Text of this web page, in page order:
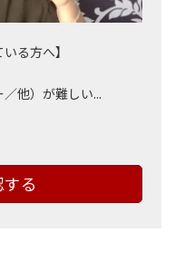
る方へ】
他）が難しい...
る